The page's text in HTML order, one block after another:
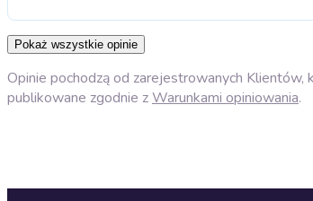
Pokaż wszystkie opinie
Opinie pochodzą od zarejestrowanych Klientów,
publikowane zgodnie zWarunkami opiniowania.